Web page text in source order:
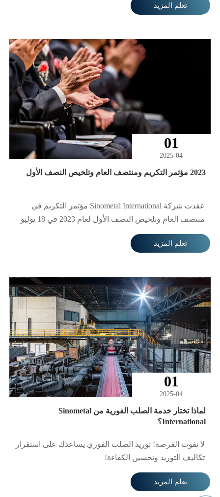
دمج موارد الإنتاج ومراقبة الجودة والخدمات اللوجستية
من التعاون مصانع في شاندونغ وخبي وغيرها، مع توقع
خفض تكاليف التصدير الإجمالية بنسبة 12% وتقصير دورة
تعلم المزيد
01
2025-04
2023 مؤتمر التكريم ومنتصف العام وتلخيص النصف الأول
عقدت شركة Sinometal International مؤتمر التكريم في
منتصف العام وتلخيص النصف الأول لعام 2023 في 18 يوليو
2023، حيث تم استعراض الإنجازات المحققة في النصف
الأول من العام وتكريم الموظفين الذين قدموا أداءً متميزًا
والإسهام بشكل أكبر في تطوير الشركة.
تعلم المزيد
01
2025-04
لماذا تختار خدمة الصلب الفورية من Sinometal
International؟
لا تفوت الفرصة! توريد الصلب الفوري يساعدك على استقرار
تكاليف التوريد وتحسين الكفاءة!
تعلم المزيد